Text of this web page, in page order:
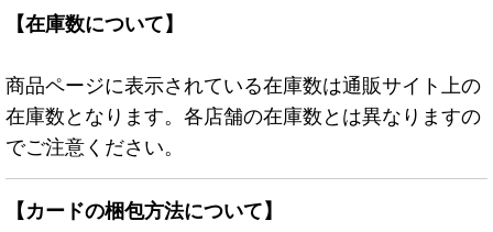
【在庫数について】
商品ページに表示されている在庫数は通販サイト上の
在庫数となります。各店舗の在庫数とは異なりますの
でご注意ください。
【カードの梱包方法について】